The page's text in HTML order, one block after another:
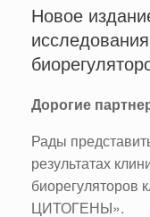
Новое
Дорогие
Рады
результатах
ЦИТОГЕНЫ».